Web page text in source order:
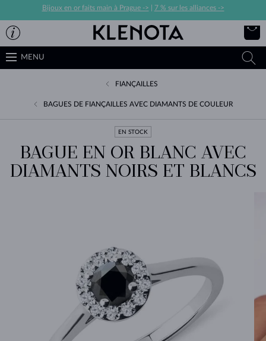
Bijoux en or faits main à Prague -> 7 % sur les alliances ->
MENU
FIANÇAILLES
BAGUES DE FIANÇAILLES AVEC DIAMANTS DE COULEUR
EN STOCK
BAGUE EN OR BLANC AVEC
DIAMANTS NOIRS ET BLANCS